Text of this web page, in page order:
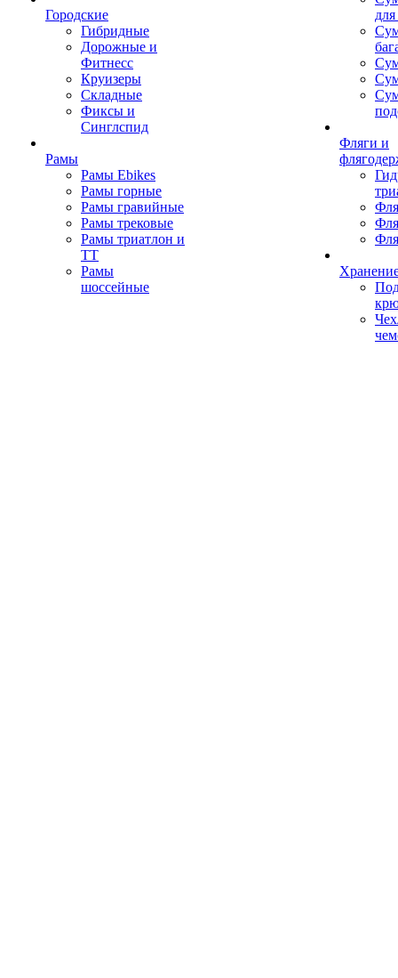
Городские
Гибридные
Дорожные и
Фитнесс
Круизеры
Складные
Фиксы и
Синглспид
Рамы
Рамы Ebikes
Рамы горные
Рамы гравийные
Рамы трековые
Рамы триатлон и
ТТ
Рамы
шоссейные
Фляги и